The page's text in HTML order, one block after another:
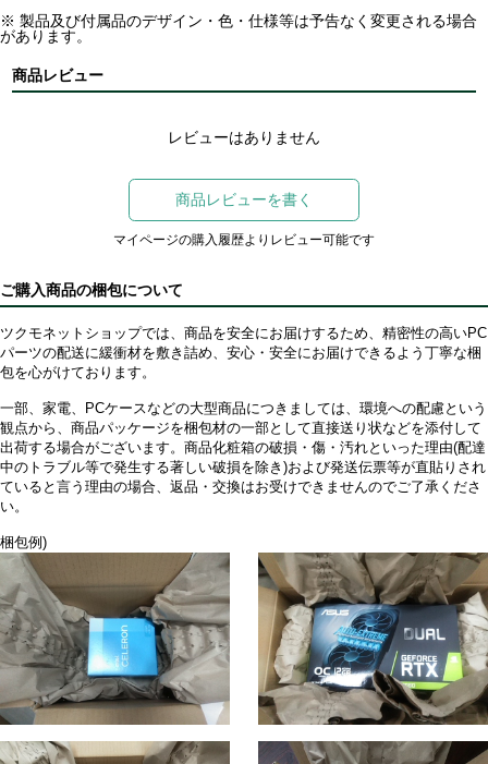
※ 製品及び付属品のデザイン・色・仕様等は予告なく変更される場合
があります。
商品レビュー
レビューはありません
商品レビューを書く
マイページの購入履歴よりレビュー可能です
ご購入商品の梱包について
ツクモネットショップでは、商品を安全にお届けするため、精密性の高いPC
パーツの配送に緩衝材を敷き詰め、安心・安全にお届けできるよう丁寧な梱
包を心がけております。
一部、家電、PCケースなどの大型商品につきましては、環境への配慮という
観点から、商品パッケージを梱包材の一部として直接送り状などを添付して
出荷する場合がございます。商品化粧箱の破損・傷・汚れといった理由(配達
中のトラブル等で発生する著しい破損を除き)および発送伝票等が直貼りされ
ていると言う理由の場合、返品・交換はお受けできませんのでご了承くださ
い。
梱包例)